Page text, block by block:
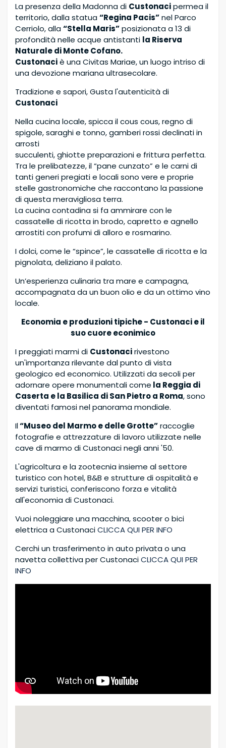
La presenza della Madonna di Custonacipermea il
territorio, dalla statua“Regina Pacis”nel Parco
Cerriolo, alla“Stella Maris”posizionata a 13 di
profondità nelle acque antistanti la Riserva
Naturale di Monte Cofano.
Custonaciè una Civitas Mariae, un luogo intriso di
una devozione mariana ultrasecolare.
Tradizione e sapori, Gusta l'autenticità di
Custonaci
Nella cucina locale, spicca il cous cous, regno di
spigole, saraghi e tonno, gamberi rossi declinati in
arrosti
succulenti, ghiotte preparazioni e frittura perfetta.
Tra le prelibatezze, il “pane cunzato” e le carni di
tanti generi pregiati e locali sono vere e proprie
stelle gastronomiche che raccontano la passione
di questa meravigliosa terra.
La cucina contadina si fa ammirare con le
cassatelle di ricotta in brodo, capretto e agnello
arrostiti con profumi di alloro e rosmarino.
I dolci, come le “spince”, le cassatelle di ricotta e la
pignolata, deliziano il palato.
Un’esperienza culinaria tra mare e campagna,
accompagnata da un buon olio e da un ottimo vino
locale.
Economia e produzioni tipiche - Custonaci e il
suo cuore econimico
I preggiati marmi di Custonacirivestono
un'importanza rilevante dal punto di vista
geologico ed economico. Utilizzati da secoli per
adornare opere monumentali come la Reggia di
Caserta e la Basilica di San Pietro a Roma, sono
diventati famosi nel panorama mondiale.
Il“Museo del Marmo e delle Grotte”raccoglie
fotografie e attrezzature di lavoro utilizzate nelle
cave di marmo di Custonaci negli anni '50.
L'agricoltura e la zootecnia insieme al settore
turistico con hotel, B&B e strutture di ospitalità e
servizi turistici, conferiscono forza e vitalità
all'economia di Custonaci.
Vuoi noleggiare una macchina, scooter o bici
elettrica a CustonaciCLICCA QUI PER INFO
Cerchi un trasferimento in auto privata o una
navetta collettiva per CustonaciCLICCA QUI PER
INFO